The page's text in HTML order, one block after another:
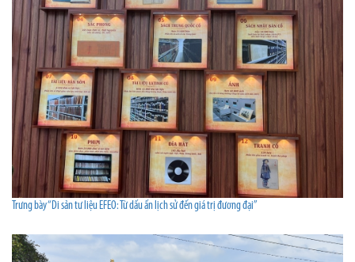
Trưng bày “Di sản tư liệu EFEO: Từ dấu ấn lịch sử đến giá trị đương đại”